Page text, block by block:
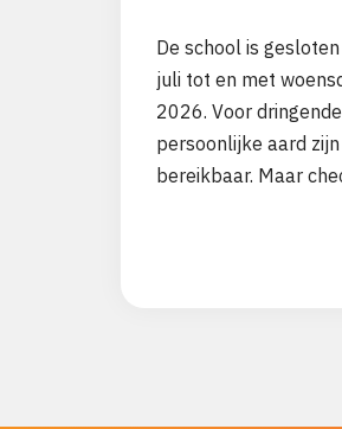
De school is
juli tot en met
2026. Voor
persoonlijke aard
bereikbaar. Maar